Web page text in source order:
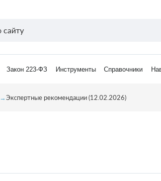
Закон 223-ФЗ Инструменты Справочники
→Экспертные рекомендации (12.02.2026)